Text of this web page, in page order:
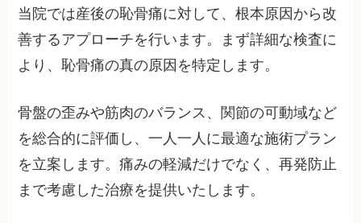
当院では産後の恥骨痛に対して、根本原因から改
善するアプローチを行います。まず詳細な検査に
より、恥骨痛の真の原因を特定します。
骨盤の歪みや筋肉のバランス、関節の可動域など
を総合的に評価し、一人一人に最適な施術プラン
を立案します。痛みの軽減だけでなく、再発防止
まで考慮した治療を提供いたします。